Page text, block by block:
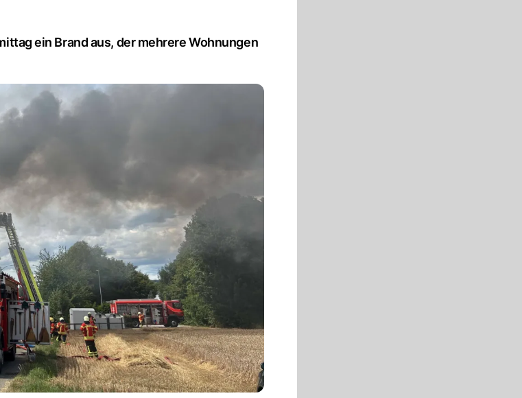
ein Brand aus, der mehrere Wohnungen